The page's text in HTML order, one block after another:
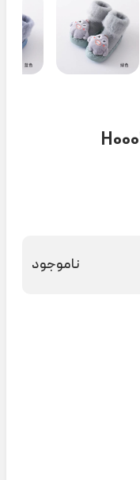
ناموجود